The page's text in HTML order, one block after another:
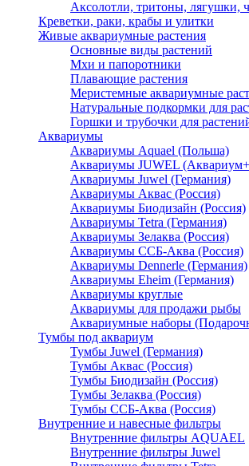
Аксолотли, тритоны, лягушки,
Креветки, раки, крабы и улитки
Живые аквариумные растения
Основные виды растений
Мхи и папоротники
Плавающие растения
Меристемные аквариумные
Натуральные подкормки для
Горшки и трубочки для
Аквариумы
Аквариумы Aquael (Польша)
Аквариумы JUWEL
Аквариумы Juwel (Германия)
Аквариумы Аквас (Россия)
Аквариумы Биодизайн (Россия)
Аквариумы Tetra (Германия)
Аквариумы Зелаква (Россия)
Аквариумы ССБ-Аква (Россия)
Аквариумы Dennerle (Германия)
Аквариумы Eheim (Германия)
Аквариумы круглые
Аквариумы для продажи рыбы
Аквариумные наборы
Тумбы под аквариум
Тумбы Juwel (Германия)
Тумбы Аквас (Россия)
Тумбы Биодизайн (Россия)
Тумбы Зелаква (Россия)
Тумбы ССБ-Аква (Россия)
Внутренние и навесные фильтры
Внутренние фильтры AQUAEL
Внутренние фильтры Juwel